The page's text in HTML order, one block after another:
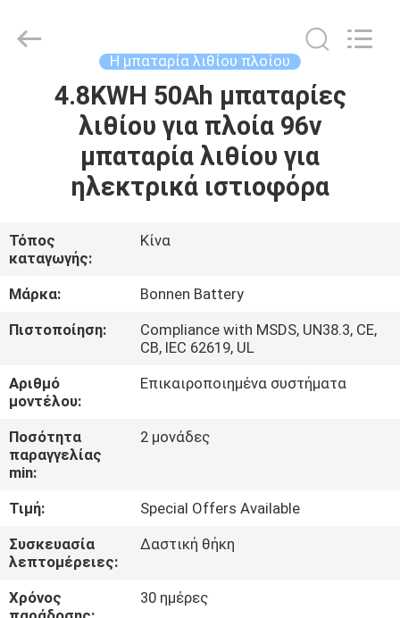
ΑΡΧΙΚΉ
ΣΕΛΊΔΑ
ΠΡΟΪΌΝΤΑ
ΣΧΕΤΙΚΆ
ΜΕ
ΕΜΆΣ
ΕΡΓΟΣΤΑΣΊΩΝ
ΠΟΙΟΤΙΚΌΣ
ΈΛΕΓΧΟΣ
ΕΠΑΦΉ
ΝΈΑ
Technology
Η μπαταρία λιθίου πλοίου
4.8KWH 50Ah μπαταρίες
λιθίου για πλοία 96v
μπαταρία λιθίου για
ηλεκτρικά ιστιοφόρα
Τόπος
καταγωγής:
Κίνα
Μάρκα:
Bonnen Battery
Πιστοποίηση:
Compliance with MSDS, UN38.3, CE,
CB, IEC 62619, UL
Αριθμό
μοντέλου:
Επικαιροποιημένα συστήματα
Ποσότητα
παραγγελίας
min:
2 μονάδες
Τιμή:
Special Offers Available
Συσκευασία
λεπτομέρειες:
Δαστική θήκη
Χρόνος
30 ημέρες